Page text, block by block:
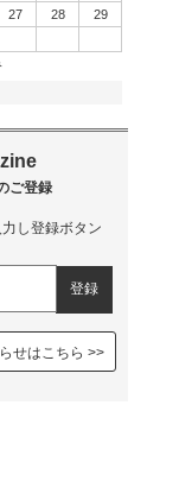
27 28
29
し登録ボタン
せはこちら